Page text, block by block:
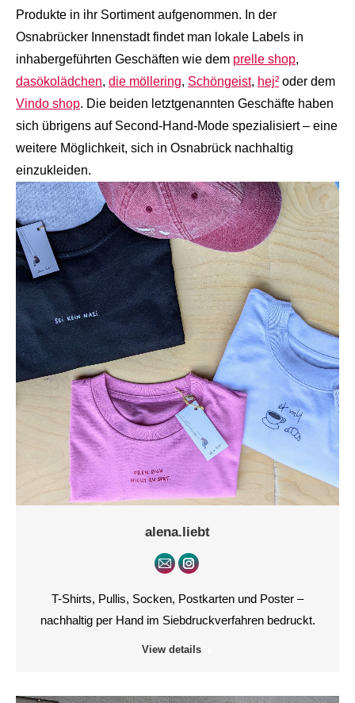
Produkte in ihr Sortiment aufgenommen. In der
Osnabrücker Innenstadt findet man lokale Labels in
inhabergeführten Geschäften wie dem prelle shop,
dasökolädchen, die möllering, Schöngeist, hej² oder dem
Vindo shop. Die beiden letztgenannten Geschäfte haben
sich übrigens auf Second-Hand-Mode spezialisiert – eine
weitere Möglichkeit, sich in Osnabrück nachhaltig
einzukleiden.
alena.liebt
T-Shirts, Pullis, Socken, Postkarten und Poster –
nachhaltig per Hand im Siebdruckverfahren bedruckt.
E-
mail
Instagram
View details